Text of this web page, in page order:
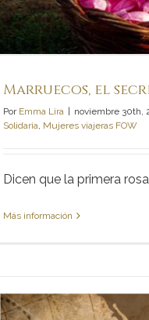
Marruecos, el
Por Emma Lira noviembre 30th,
Solidaria, Mujeres viajeras FOW
Dicen que la primera
Más información
Escocia,